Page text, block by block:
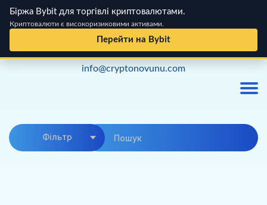
Біржа Bybit для торгівлі криптовалютами.
Криптовалюти є високоризиковими активами.
Перейти на Bybit
info@cryptonovunu.com
Фiльтр